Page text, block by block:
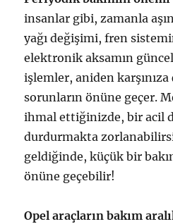
insanlar gibi, zamanla
yağı değişimi, fren
elektronik aksamın
işlemler, aniden karşınıza
sorunların önüne geçer.
ihmal ettiğinizde, bir acil
durdurmakta
geldiğinde, küçük bir
önüne geçebilir!
Opel araçların bakım